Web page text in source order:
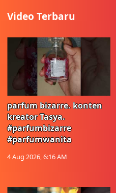
Video Terbaru
parfum bizarre. konten
kreator Tasya.
#parfumbizarre
#parfumwanita
4 Aug 2026, 6:16 AM